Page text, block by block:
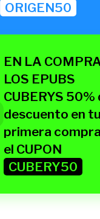
ORIGEN50
EN LA
LOS EPUBS
CUBERYS 50%
descuento en tu
primera
el CUPON
CUBERY50